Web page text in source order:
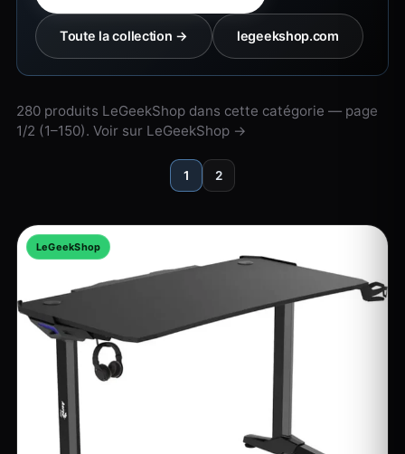
Toute la collection → legeekshop.com
280 produits LeGeekShop dans cette catégorie — page
1/2 (1–150). Voir sur LeGeekShop →
1 2
LeGeekShop